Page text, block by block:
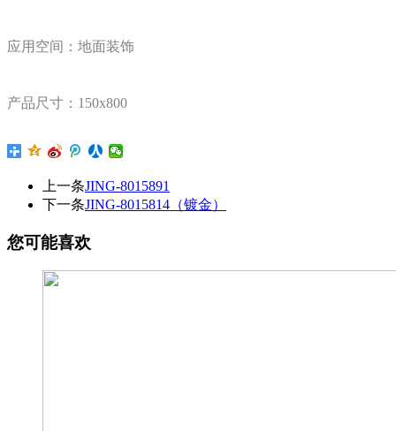
应用空间：地面装饰
产品尺寸：150x800
上一条JING-8015891
下一条JING-8015814（镀金）
您可能喜欢